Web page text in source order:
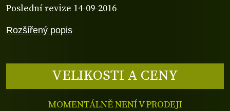
Rozšířený popis
Poslední revize 14-09-2016
VELIKOSTI A CENY
MOMENTÁLNĚ NENÍ V PRODEJI